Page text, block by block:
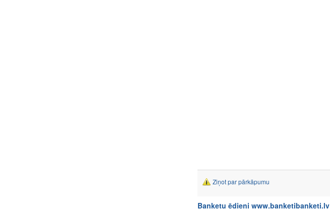
Ziņot par pārkāpumu
Banketu ēdieni www.banketibanketi.lv